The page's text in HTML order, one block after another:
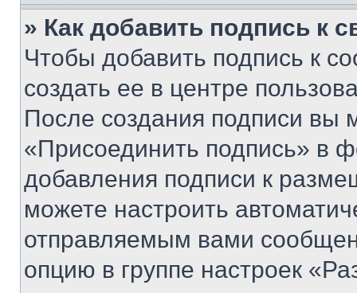
» Как добавить подпись к
Чтобы добавить подпись к
создать ее в центре
После создания подписи вы
«Присоединить подпись» в
добавления подписи к
можете настроить
отправляемым вами
опцию в группе настроек